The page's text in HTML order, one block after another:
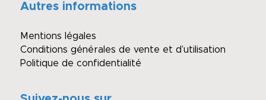
Autres informations
Mentions légales
Conditions générales de vente et d’utilisation
Politique de confidentialité